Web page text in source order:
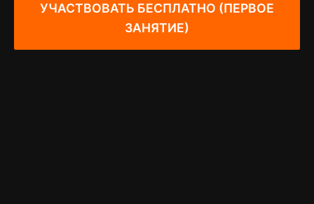
УЧАСТВОВАТЬ БЕСПЛАТНО (ПЕРВОЕ
ЗАНЯТИЕ)